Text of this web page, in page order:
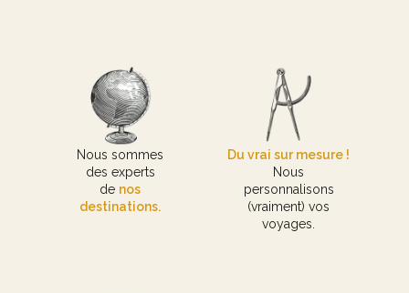
Nous sommes
des experts
de nos
destinations.
Du vrai sur mesure !
Nous
personnalisons
(vraiment) vos
voyages.